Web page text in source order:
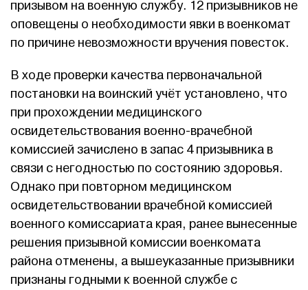
призывом на военную службу. 12 призывников не
оповещены о необходимости явки в военкомат
по причине невозможности вручения повесток.
В ходе проверки качества первоначальной
постановки на воинский учёт установлено, что
при прохождении медицинского
освидетельствования военно-врачебной
комиссией зачислено в запас 4 призывника в
связи с негодностью по состоянию здоровья.
Однако при повторном медицинском
освидетельствовании врачебной комиссией
военного комиссариата края, ранее вынесенные
решения призывной комиссии военкомата
района отменены, а вышеуказанные призывники
признаны годными к военной службе с